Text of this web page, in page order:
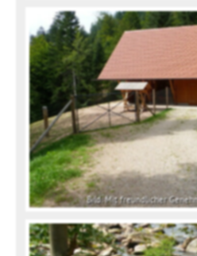
Bild: Mit freundlicher